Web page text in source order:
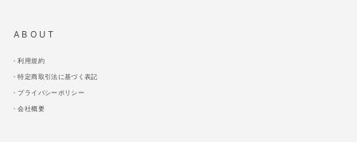
ABOUT
利用規約
特定商取引法に基づく表記
プライバシーポリシー
会社概要